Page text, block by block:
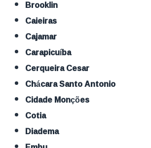
Brooklin
Caieiras
Cajamar
Carapicuíba
Cerqueira Cesar
Chácara Santo Antonio
Cidade Monções
Cotia
Diadema